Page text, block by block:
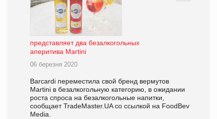
представляет два безалкогольных
аперитива Martini
06 березня 2020
Barcardi переместила свой бренд вермутов
Martini в безалкогольную категорию, в ожидании
роста спроса на безалкогольные напитки,
сообщает TradeMaster.UA со ссылкой на FoodBev
Media.